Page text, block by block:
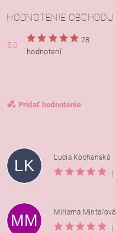
HODNOTENIE OBCHODU
5,0
28
hodnotení
Pridať hodnotenie
LK
Lucia Kochanská
|
MM
Miriama Mintaľová
|